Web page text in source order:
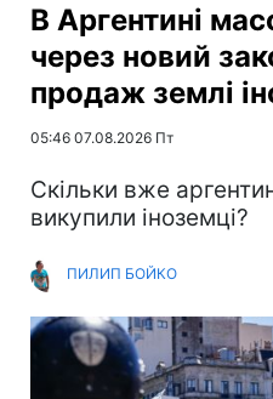
В Аргентині
через новий
продаж землі
05:46 07.08.2026 Пт
Скільки вже
викупили іноземці?
ПИЛИП БОЙКО